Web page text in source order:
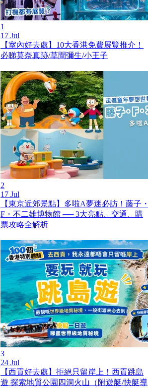
1
17 Jul
【室內好去處】10大香港免費展覽推介！
必睇莫奈真跡/草間彌生/小王子
2
17 Jul
【東京近郊景點】多啦A夢迷必訪！藤子・
F・不二雄博物館 ── 3大亮點、交通、購
票攻略全解析
3
24 Jul
【西貢好去處】拒絕只留岸上！西貢跳島
遊 探索地質公園四洞火山（附遊艇/快艇導